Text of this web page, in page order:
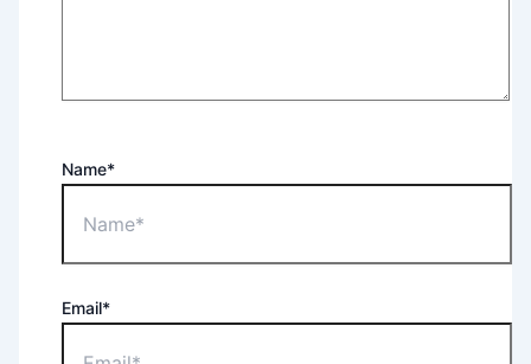
Name*
Email*